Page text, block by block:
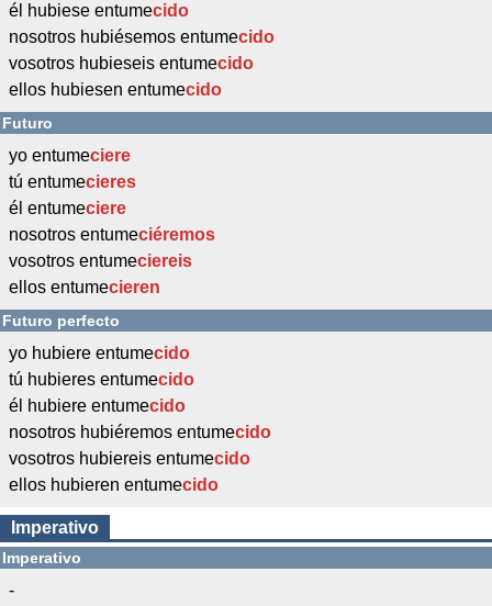
él hubiese entumecido
nosotros hubiésemos entumecido
vosotros hubieseis entumecido
ellos hubiesen entumecido
Futuro
yo entumeciere
tú entumecieres
él entumeciere
nosotros entumeciéremos
vosotros entumeciereis
ellos entumecieren
Futuro perfecto
yo hubiere entumecido
tú hubieres entumecido
él hubiere entumecido
nosotros hubiéremos entumecido
vosotros hubiereis entumecido
ellos hubieren entumecido
Imperativo
Imperativo
-